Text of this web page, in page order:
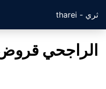
ثري - tharei
الراجحي